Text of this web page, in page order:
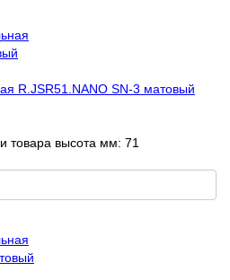
R.JSR51.NANO SN-3 матовый
товара высота мм: 71